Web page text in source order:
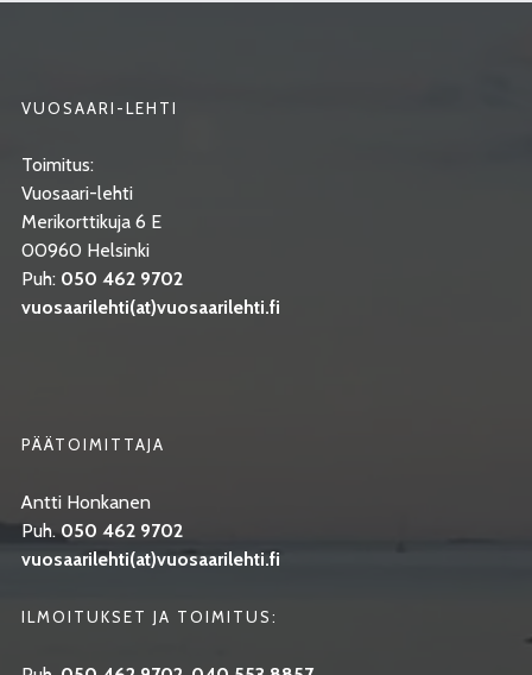
VUOSAARI-LEHTI
Toimitus:
Vuosaari-lehti
Merikorttikuja 6 E
00960 Helsinki
Puh: 050 462 9702
vuosaarilehti(at)vuosaarilehti.fi
PÄÄTOIMITTAJA
Antti Honkanen
Puh. 050 462 9702
vuosaarilehti(at)vuosaarilehti.fi
ILMOITUKSET JA TOIMITUS: